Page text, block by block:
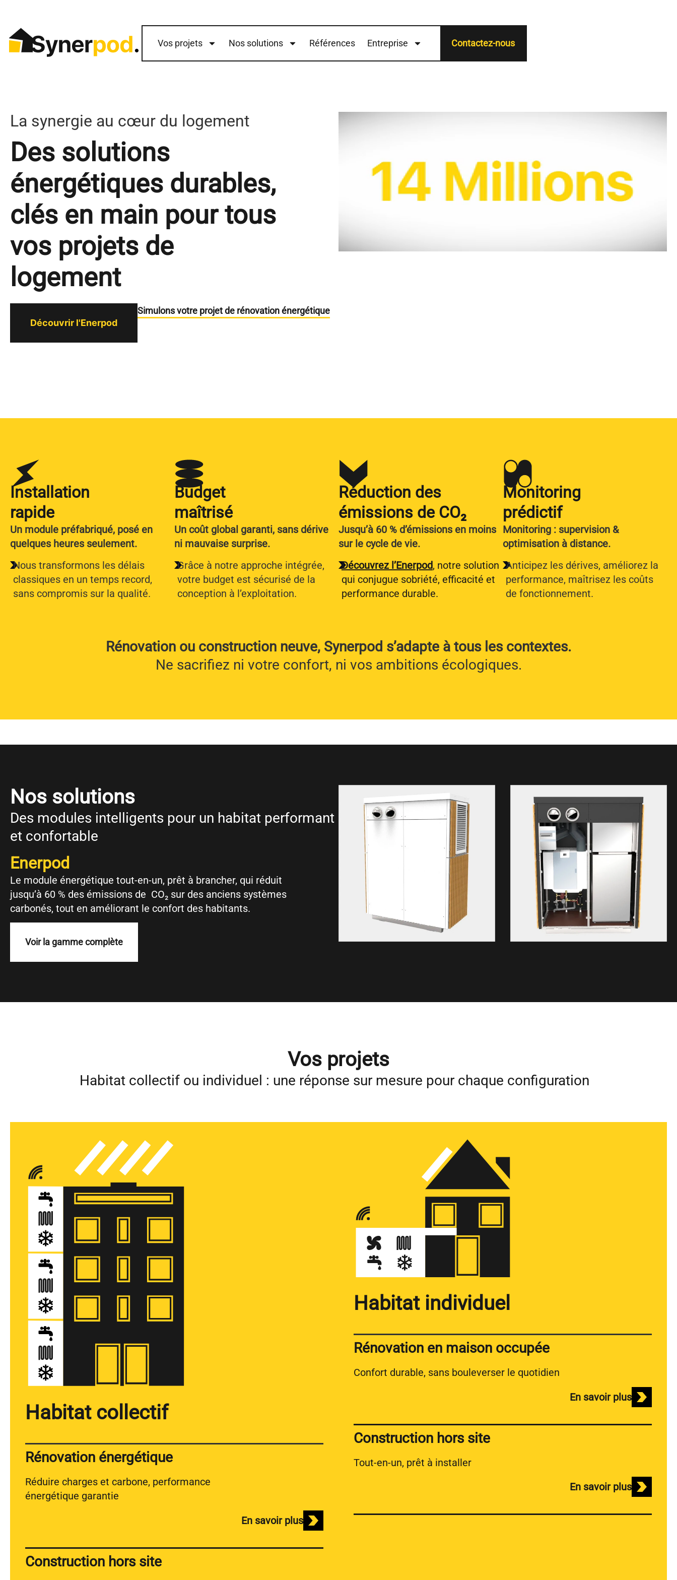
Vos projets Nos solutions Références Entreprise Contactez-nous
La synergie au cœur du logement
Des solutions
énergétiques durables,
clés en main pour tous
vos projets de
logement
Découvrir l'Enerpod
Simulons votre projet de rénovation énergétique
Installation
rapide
Un module préfabriqué, posé en
quelques heures seulement.
Nous transformons les délais
classiques en un temps record,
sans compromis sur la qualité.
Budget
maîtrisé
Un coût global garanti, sans dérive
ni mauvaise surprise.
Grâce à notre approche intégrée,
votre budget est sécurisé de la
conception à l’exploitation.
Réduction des
émissions de CO₂
Jusqu’à 60 % d’émissions en moins
sur le cycle de vie.
Découvrez l’Enerpod, notre solution
qui conjugue sobriété, efficacité et
performance durable.
Monitoring
prédictif
Monitoring : supervision &
optimisation à distance.
Anticipez les dérives, améliorez la
performance, maîtrisez les coûts
de fonctionnement.
Rénovation ou construction neuve, Synerpod s’adapte à tous les contextes.
Ne sacrifiez ni votre confort, ni vos ambitions écologiques.
Nos solutions
Des modules intelligents pour un habitat performant
et confortable
Enerpod
Le module énergétique tout-en-un, prêt à brancher, qui réduit
jusqu’à 60 % des émissions de CO₂ sur des anciens systèmes
carbonés, tout en améliorant le confort des habitants.
Voir la gamme complète
Vos projets
Habitat collectif ou individuel : une réponse sur mesure pour chaque configuration
Habitat collectif
Rénovation énergétique
Réduire charges et carbone, performance
énergétique garantie
En savoir plus
Construction hors site
Habitat individuel
Rénovation en maison occupée
Confort durable, sans bouleverser le quotidien
En savoir plus
Construction hors site
Tout-en-un, prêt à installer
En savoir plus